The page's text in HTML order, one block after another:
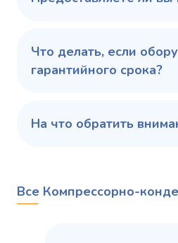
Что делать, если
гарантийного срока?
На что обратить
Все Компрессорно-